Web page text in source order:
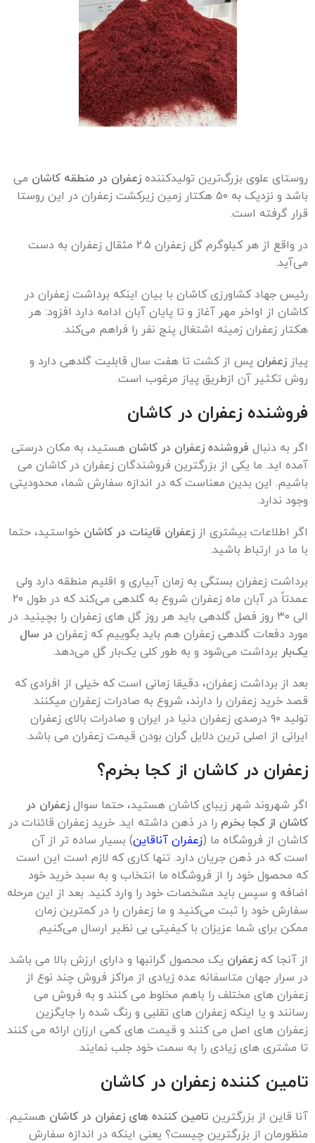
روستای علوی بزرگ‌ترین تولیدکننده زعفران در منطقه کاشان می
باشد و نزدیک به ۵۰ هکتار زمین زیرکشت زعفران در این روستا
قرار گرفته است.
در واقع از هر کیلوگرم گل زعفران ۲.۵ مثقال زعفران به دست
می‌آید.
رئیس جهاد کشاورزی کاشان با بیان اینکه برداشت زعفران در
کاشان از اواخر مهر آغاز و تا پایان آبان ادامه دارد افزود: هر
هکتار زعفران زمینه اشتغال پنج نفر را فراهم می‌کند.
پیاز زعفران پس از کشت تا هفت سال قابلیت گلدهی دارد و
روش تکثیر آن ازطریق پیاز مرغوب است.
فروشنده زعفران در کاشان
اگر به دنبال فروشنده زعفران در کاشان هستید، به مکان درستی
آمده اید. ما یکی از بزرگترین فروشندگان زعفران در کاشان می
باشیم. این بدین معناست که در اندازه سفارش شما، محدودیتی
وجود ندارد.
اگر اطلاعات بیشتری از زعفران قاینات در کاشان خواستید، حتما
با ما در ارتباط باشید.
برداشت زعفران بستگی به زمان آبیاری و اقلیم منطقه دارد ولی
عمدتاً در آبان ماه زعفران شروع به گلدهی می‌کند که در طول ۲۰
الی ۳۰ روز فصل گلدهی باید هر روز گل های زعفران را بچینید. در
مورد دفعات گلدهی زعفران هم باید بگوییم که زعفران در سال
یک‌بار برداشت می‌شود و به طور کلی یک‌بار گل می‌دهد.
بعد از برداشت زعفران، دقیقا زمانی است که خیلی از افرادی که
قصد خرید زعفران را دارند، شروع به صادرات زعفران میکنند.
تولید ۹۰ درصدی زعفران دنیا در ایران و صادرات بالای زعفران
ایرانی از اصلی ترین دلایل گران بودن قیمت زعفران می باشد.
زعفران در کاشان از کجا بخرم؟
اگر شهروند شهر زیبای کاشان هستید، حتما سوال زعفران در
کاشان از کجا بخرم را در ذهن داشته اید. خرید زعفران قائنات در
کاشان از فروشگاه ما (زعفران آناقاین) بسیار ساده تر از آن
است که در ذهن جریان دارد. تنها کاری که لازم است این است
که محصول خود را از فروشگاه ما انتخاب و به سبد خرید خود
اضافه و سپس باید مشخصات خود را وارد کنید. بعد از این مرحله
سفارش خود را ثبت می‌کنید و ما زعفران را در کمترین زمان
ممکن برای شما عزیزان با کیفیتی بی نظیر ارسال می‌کنیم.
از آنجا که زعفران یک محصول گرانبها و دارای ارزش بالا می باشد
در سرار جهان متاسفانه عده زیادی از مراکز فروش چند نوع از
زعفران های مختلف را باهم مخلوط می کنند و به فروش می
رسانند و یا اینکه زعفران های تقلبی و رنگ شده را جایگزین
زعفران های اصل می کنند و قیمت های کمی ارزان ارائه می کنند
تا مشتری های زیادی را به سمت خود جلب نمایند.
تامین کننده زعفران در کاشان
آنا قاین از بزرگترین تامین کننده های زعفران در کاشان هستیم.
منظورمان از بزرگترین چیست؟ یعنی اینکه در اندازه سفارش